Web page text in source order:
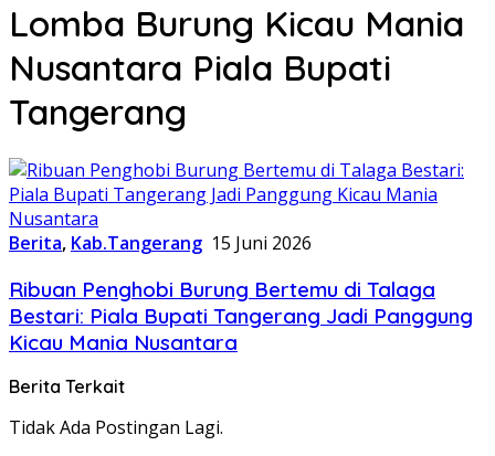
Lomba Burung Kicau Mania
Nusantara Piala Bupati
Tangerang
Berita, Kab.Tangerang 15 Juni 2026
Ribuan Penghobi Burung Bertemu di Talaga
Bestari: Piala Bupati Tangerang Jadi Panggung
Kicau Mania Nusantara
Berita Terkait
Tidak Ada Postingan Lagi.